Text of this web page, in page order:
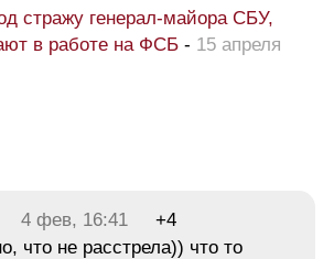
стражу генерал-майора СБУ,
в работе на ФСБ - 15 апреля
4 фев, 16:41
+4
что не расстрела)) что то